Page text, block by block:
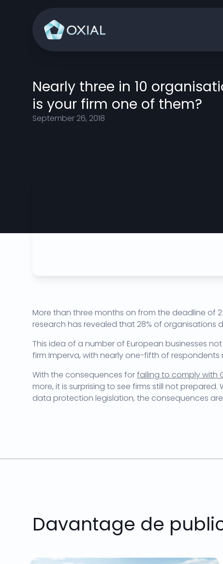
Nearly three in 10
is your firm one of them?
September 26, 2018
More than three months on from the deadline of
research has revealed that 28% of organisations
This idea of a number of European businesses
firm Imperva, with nearly one-fifth of respondents
With the consequences forfailing to comply with
more, it is surprising to see firms still not
data protection legislation, the consequences
Davantage de